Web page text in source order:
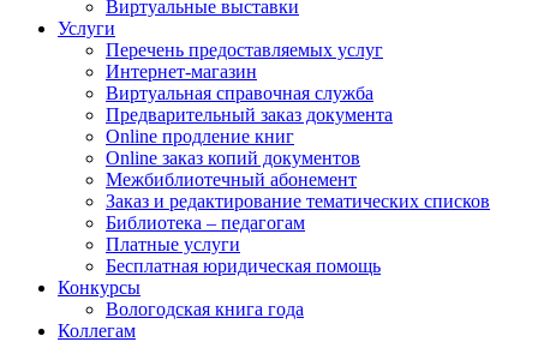
Виртуальные выставки
Услуги
Перечень предоставляемых услуг
Интернет-магазин
Виртуальная справочная служба
Предварительный заказ документа
Online продление книг
Online заказ копий документов
Межбиблиотечный абонемент
Заказ и редактирование тематических списков
Библиотека – педагогам
Платные услуги
Бесплатная юридическая помощь
Конкурсы
Вологодская книга года
Коллегам